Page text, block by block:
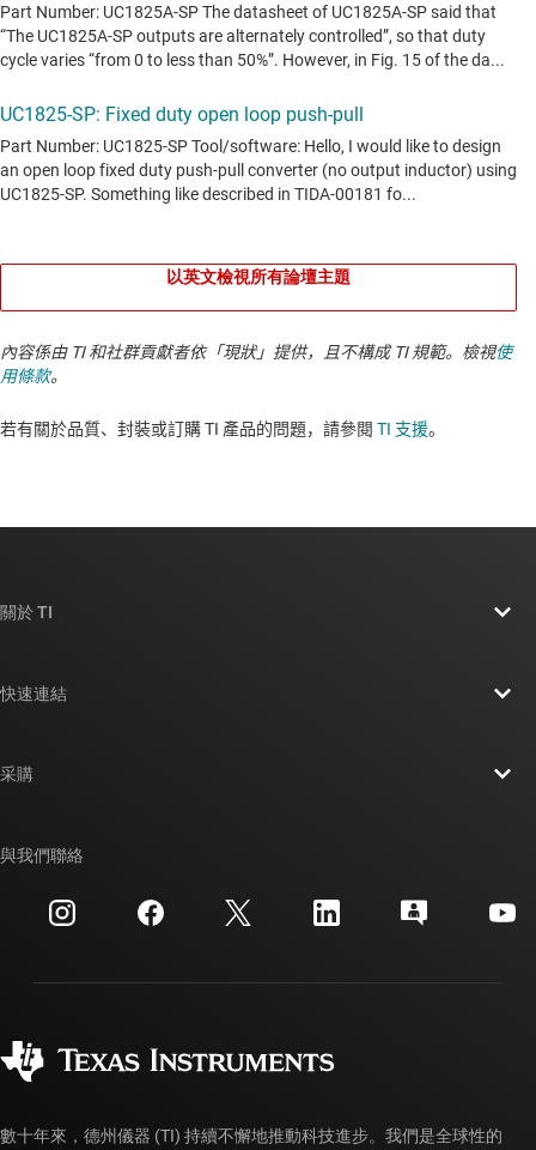
以英文檢視所有論壇主題
內容係由 TI 和社群貢獻者依「現狀」提供，且不構成 TI 規範。檢視使
用條款。
若有關於品質、封裝或訂購 TI 產品的問題，請參閱 TI 支援。​​​​​​​​​​​​​​
關於 TI
投資人關系
製造
快速連結
交互參考搜索
客戶支援中心
myTI 帳戶常見問題解答
采購
訂購 FAQ
與我們聯絡
數十年來，德州儀器 (TI) 持續不懈地推動科技進步。我們是全球性的